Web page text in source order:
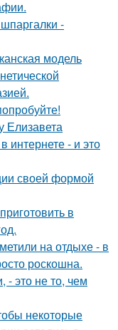
-
модель
Елизавета
интернете - и это
своей формой
в
на отдыхе - в
роскошна.
- это не то, чем
некоторые